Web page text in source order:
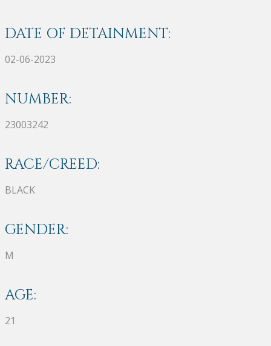
DATE OF DETAINMENT:
02-06-2023
NUMBER:
23003242
RACE/CREED:
BLACK
GENDER:
M
AGE:
21